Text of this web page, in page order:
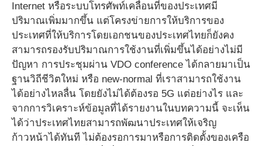
Internet หรือระบบโทรศัพท์เคลื่อนที่ของประเทศมี
ปริมาณเพิ่มมากขึ้น แต่โครงข่ายการให้บริการของ
ประเทศที่ให้บริการโดยเอกชนของประเทศไทยก็ยังคง
สามารถรองรับปริมาณการใช้งานที่เพิ่มขึ้นได้อย่างไม่มี
ปัญหา การประชุมผ่าน VDO conference ได้กลายมาเป็น
ฐานวิถีชีวิตใหม่ หรือ new-normal ที่เราสามารถใช้งาน
ได้อย่างไหลลื่น โดยยังไม่ได้ต้องรอ 5G แต่อย่างไร และ
จากการวิเคราะห์ข้อมูลที่ได้รายงานในบทความนี้ จะเห็น
ได้ว่าประเทศไทยสามารถพัฒนาประเทศให้เจริญ
ก้าวหน้าได้ทันที ไม่ต้องรอการมาหรือการติดตั้งของเครือ